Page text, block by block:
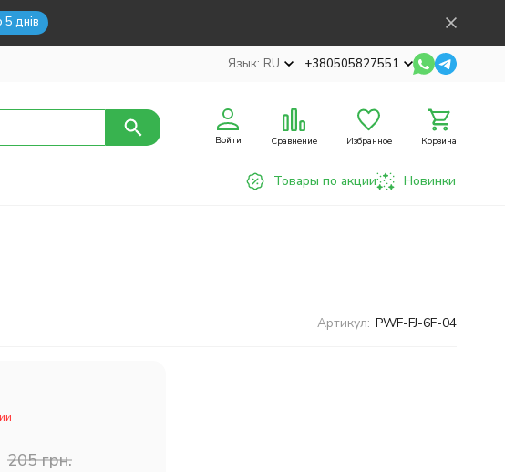
5 днів
Язык: RU +380505827551
Войти Сравнение Избранное Корзина
Товары по акции Новинки
Артикул: PWF-FJ-6F-04
205 грн.